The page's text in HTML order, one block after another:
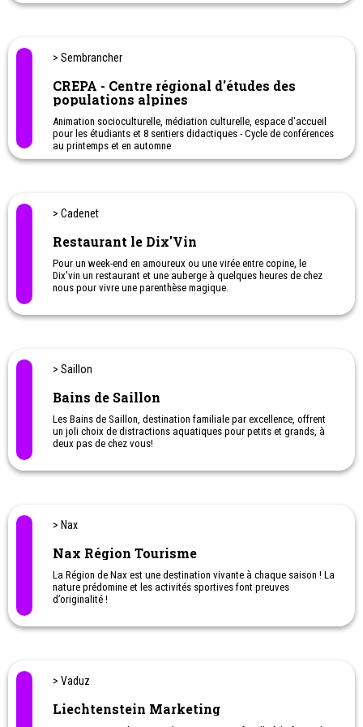
> Sembrancher
CREPA - Centre régional d'études des
populations alpines
Animation socioculturelle, médiation culturelle, espace d'accueil
pour les étudiants et 8 sentiers didactiques - Cycle de conférences
au printemps et en automne
> Cadenet
Restaurant le Dix'Vin
Pour un week-end en amoureux ou une virée entre copine, le
Dix'vin un restaurant et une auberge à quelques heures de chez
nous pour vivre une parenthèse magique.
> Saillon
Bains de Saillon
Les Bains de Saillon, destination familiale par excellence, offrent
un joli choix de distractions aquatiques pour petits et grands, à
deux pas de chez vous!
> Nax
Nax Région Tourisme
La Région de Nax est une destination vivante à chaque saison ! La
nature prédomine et les activités sportives font preuves
d’originalité !
En été :Nombreuses balades et randonnées à travers des
En hiver :
100% naturelle. En station, l’Espace Loisirs Mont-Noble vous
> Vaduz
Liechtenstein Marketing